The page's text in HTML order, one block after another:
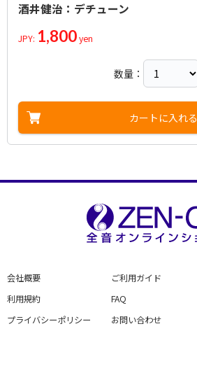
酒井健治：デチューン
JPY: 1,800yen
数量：
カートに入れる
会社概要
利用規約
プライバシーポリシー
ご利用ガイド
FAQ
お問い合わせ